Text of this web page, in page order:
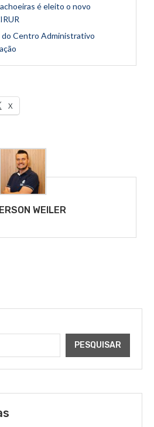
é eleito o novo
do Centro Administrativo
X
WEILER
PESQUISAR